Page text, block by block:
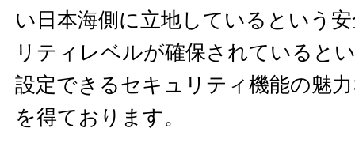
い日本海側に立地しているという
リティレベルが確保されていると
設定できるセキュリティ機能の魅
を得ております。